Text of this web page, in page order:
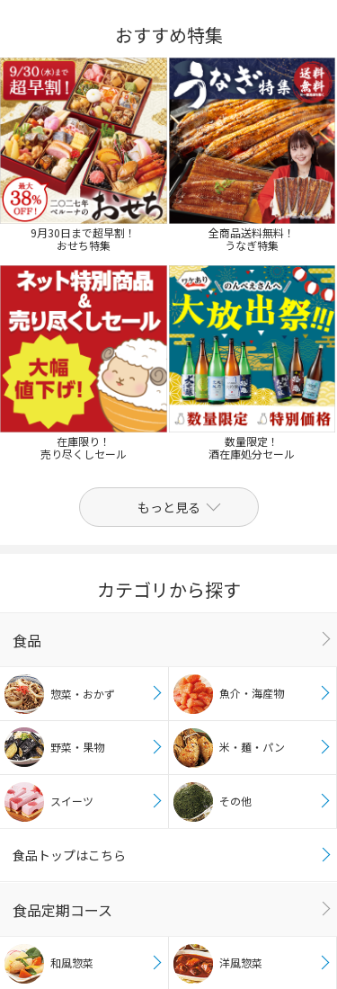
おすすめ特集
9月30日まで超早割！
おせち特集
全商品送料無料！
うなぎ特集
在庫限り！
売り尽くしセール
数量限定！
酒在庫処分セール
もっと見る
カテゴリから探す
食品
惣菜・おかず 魚介・海産物
野菜・果物 米・麺・パン
スイーツ その他
食品トップはこちら
食品定期コース
和風惣菜 洋風惣菜